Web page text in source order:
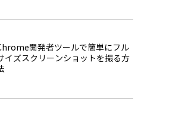
開発者ツールで簡単にフル
イズスクリーンショットを撮る方